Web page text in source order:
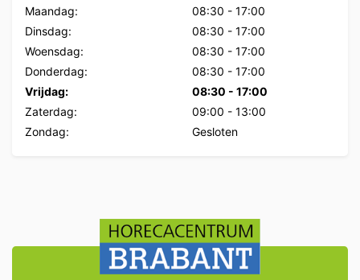
Maandag: 08:30 - 17:00
Dinsdag:
08:30 - 17:00
Woensdag:
08:30 - 17:00
Donderdag:
08:30 - 17:00
Vrijdag:
08:30 - 17:00
Zaterdag:
09:00 - 13:00
Zondag:
Gesloten